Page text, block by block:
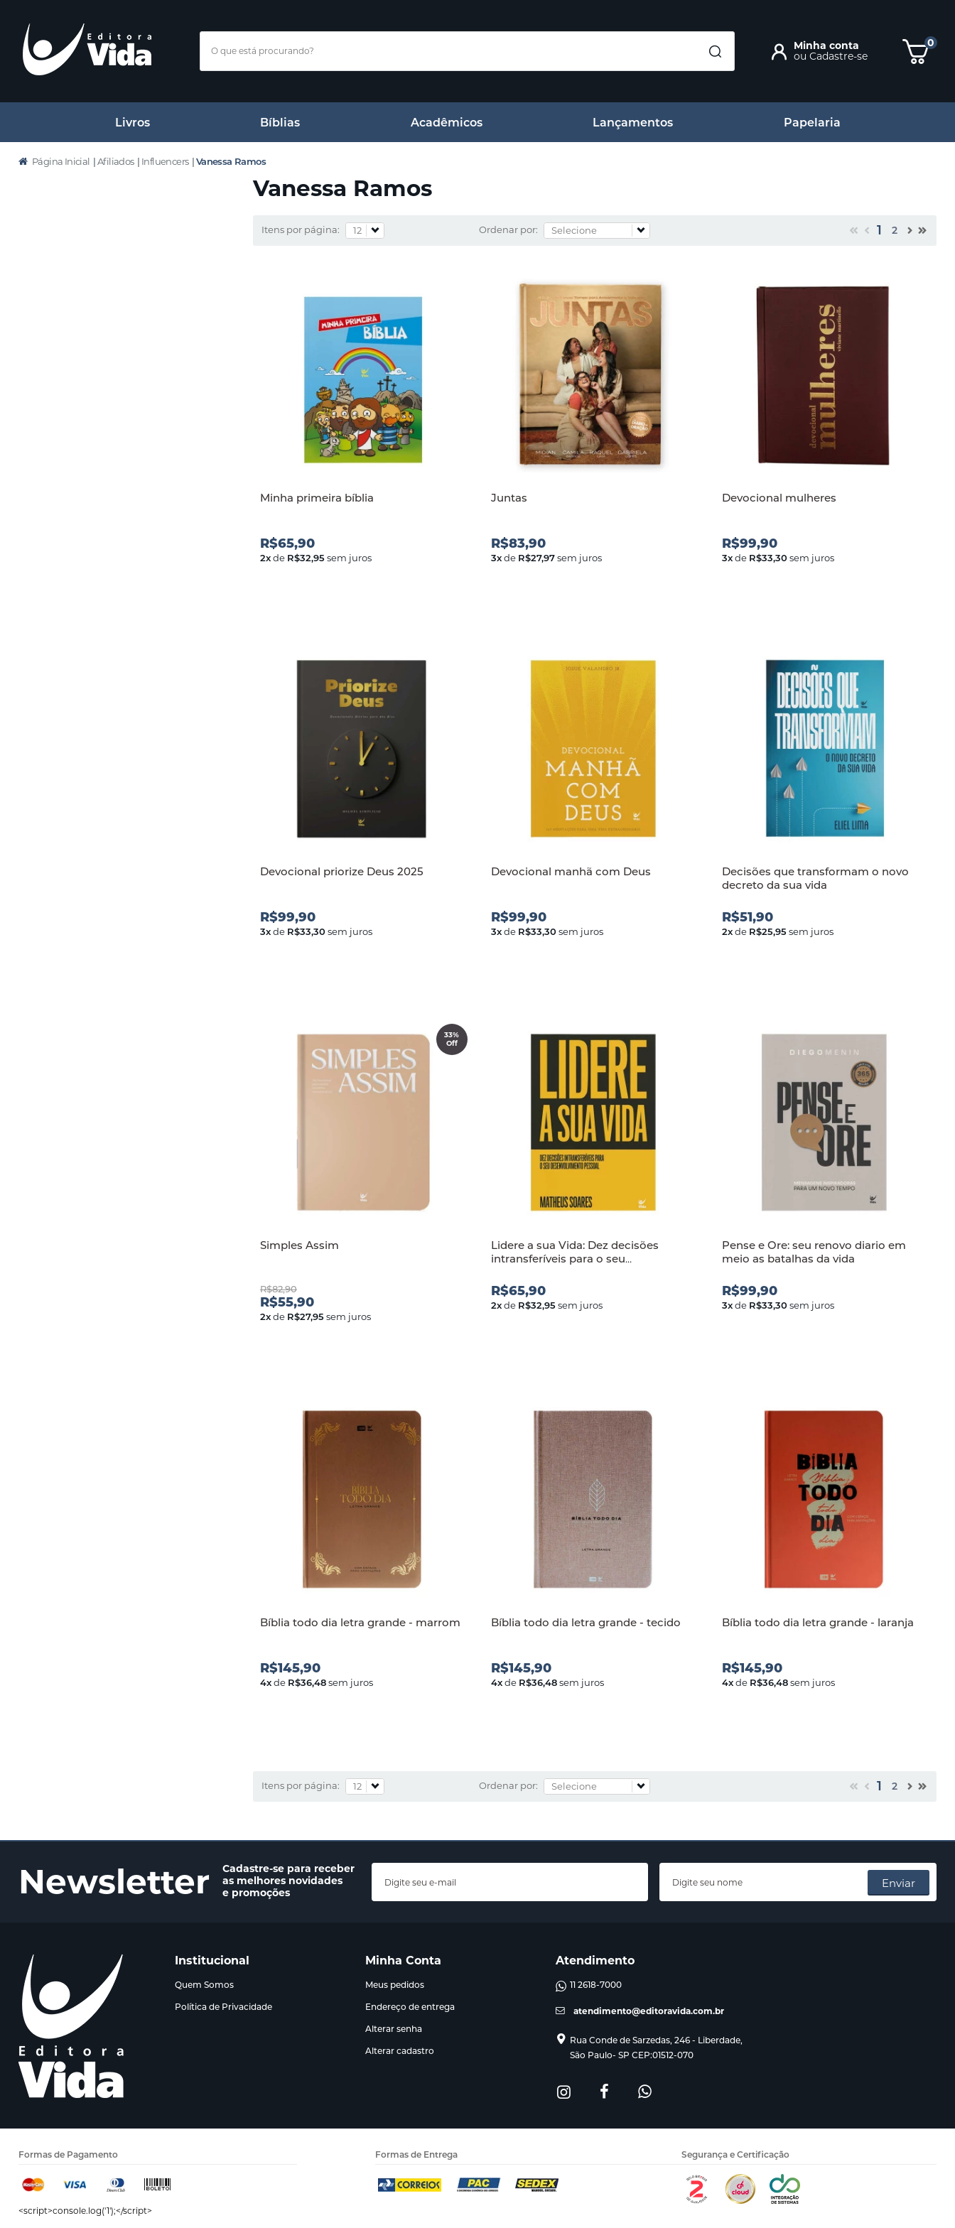
Minha conta
ou Cadastre-se
0
Livros Bíblias Acadêmicos Lançamentos Papelaria
Página Inicial |Afiliados | Influencers |Vanessa Ramos
Vanessa Ramos
Itens por página: Ordenar por: 1 2
Minha primeira bíblia
R$65,90
2xde R$32,95sem juros
Juntas
R$83,90
3xde R$27,97sem juros
Devocional mulheres
R$99,90
3xde R$33,30sem juros
Devocional priorize Deus 2025
R$99,90
3xde R$33,30sem juros
Devocional manhã com Deus
R$99,90
3xde R$33,30sem juros
Decisões que transformam o novo
decreto da sua vida
R$51,90
2xde R$25,95sem juros
33%
Off
Simples Assim
R$82,90
R$55,90
2xde R$27,95sem juros
Lidere a sua Vida: Dez decisões
intransferíveis para o seu
R$65,90
2xde R$32,95sem juros
Pense e Ore: seu renovo diario em
meio as batalhas da vida
R$99,90
3xde R$33,30sem juros
Bíblia todo dia letra grande - marrom
R$145,90
4xde R$36,48sem juros
Bíblia todo dia letra grande - tecido
R$145,90
4xde R$36,48sem juros
Bíblia todo dia letra grande - laranja
R$145,90
4xde R$36,48sem juros
Itens por página: Ordenar por: 1 2
Newsletter
Cadastre-se para receber
as melhores novidades
e promoções
Enviar
Institucional
Quem Somos
Política de Privacidade
Minha Conta
Meus pedidos
Endereço de entrega
Alterar senha
Alterar cadastro
Atendimento
11 2618-7000
atendimento@editoravida.com.br
Rua Conde de Sarzedas, 246 - Liberdade,
São Paulo- SP CEP:01512-070
Formas de Pagamento
<script>console.log('1');</script>
Formas de Entrega Segurança e Certificação